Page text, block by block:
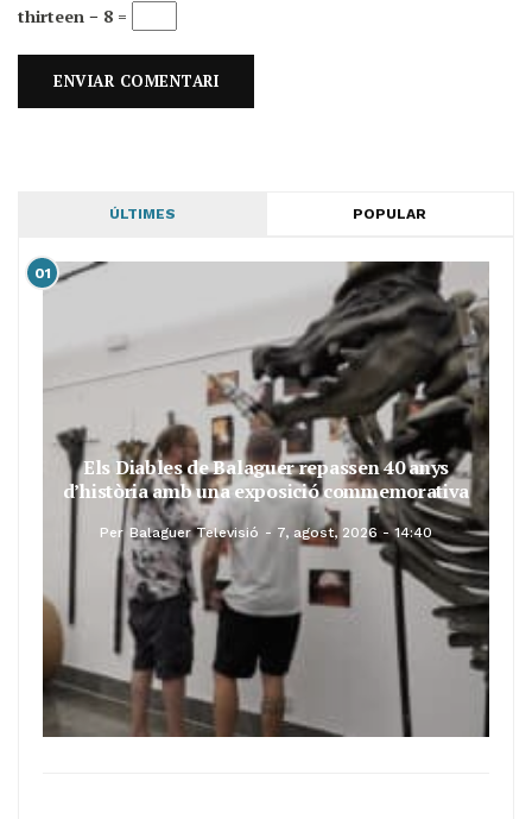
thirteen − 8 =
ÚLTIMES POPULAR
01
Els Diables de Balaguer repassen 40 anys
d’història amb una exposició commemorativa
Per Balaguer Televisió 7, agost, 2026 - 14:40